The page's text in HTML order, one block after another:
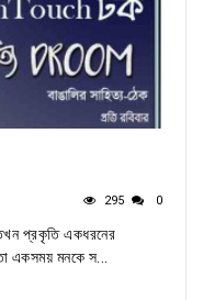
295 0
তখন প্রকৃতি একধরনের
একসময় মনকে স...